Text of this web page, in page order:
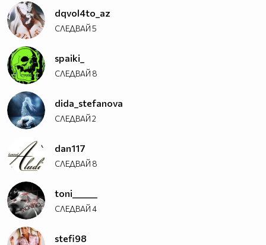
dqvol4to_az
СЛЕДВАЙ5
spaiki_
СЛЕДВАЙ 8
dida_stefanova
СЛЕДВАЙ2
dan117
СЛЕДВАЙ 8
toni______
СЛЕДВАЙ4
stefi98